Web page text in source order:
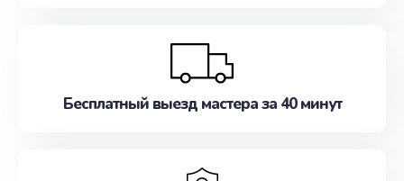
Бесплатный выезд мастера за 40 минут